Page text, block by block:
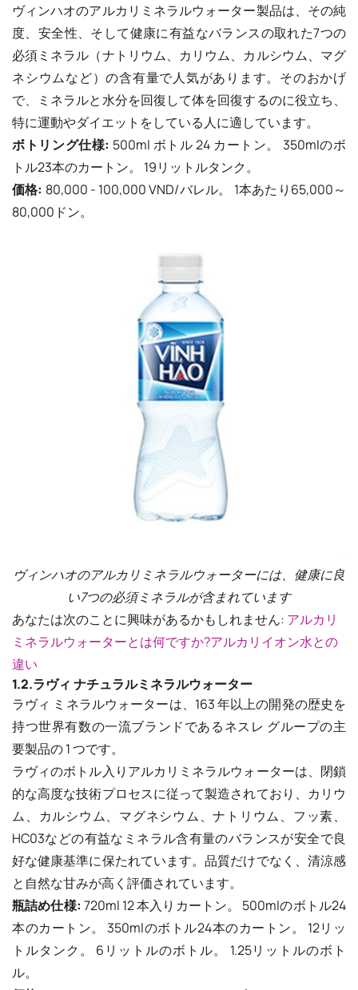
ヴィンハオのアルカリミネラルウォーター製品は、その純
度、安全性、そして健康に有益なバランスの取れた7つの
必須ミネラル（ナトリウム、カリウム、カルシウム、マグ
ネシウムなど）の含有量で人気があります。そのおかげ
で、ミネラルと水分を回復して体を回復するのに役立ち、
特に運動やダイエットをしている人に適しています。
ボトリング仕様: 500ml ボトル 24 カートン。 350mlのボ
トル23本のカートン。 19リットルタンク。
価格: 80,000 - 100,000 VND/バレル。 1本あたり65,000～
80,000ドン。
ヴィンハオのアルカリミネラルウォーターには、健康に良
い7つの必須ミネラルが含まれています
あなたは次のことに興味があるかもしれません: アルカリ
ミネラルウォーターとは何ですか?アルカリイオン水との
違い
1.2.ラヴィ ナチュラルミネラルウォーター
ラヴィ ミネラルウォーターは、163 年以上の開発の歴史を
持つ世界有数の一流ブランドであるネスレ グループの主
要製品の 1 つです。
ラヴィのボトル入りアルカリミネラルウォーターは、閉鎖
的な高度な技術プロセスに従って製造されており、カリウ
ム、カルシウム、マグネシウム、ナトリウム、フッ素、
HC03などの有益なミネラル含有量のバランスが安全で良
好な健康基準に保たれています。品質だけでなく、清涼感
と自然な甘みが高く評価されています。
瓶詰め仕様: 720ml 12 本入りカートン。 500mlのボトル24
本のカートン。 350mlのボトル24本のカートン。 12リッ
トルタンク。 6リットルのボトル。 1.25リットルのボト
ル。